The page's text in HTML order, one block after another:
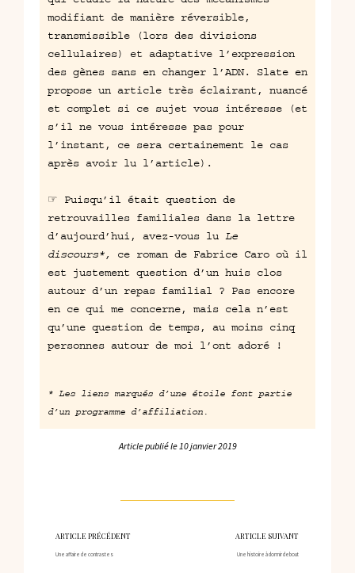
modifiant de manière réversible,
transmissible (lors des divisions
cellulaires) et adaptative l’expression
des gènes sans en changer l’ADN. Slate en
propose un article très éclairant, nuancé
et complet si ce sujet vous intéresse (et
s’il ne vous intéresse pas pour
l’instant, ce sera certainement le cas
après avoir lu l’article).
☞ Puisqu’il était question de
retrouvailles familiales dans la lettre
d’aujourd’hui, avez-vous lu Le
discours*,
ce roman de Fabrice Caro où il
est justement question d’un huis clos
autour d’un repas familial ? Pas encore
en ce qui me concerne, mais cela n’est
qu’une question de temps, au moins cinq
personnes autour de moi l’ont adoré !
* Les liens marqués d’une étoile font partie
d’un programme d’affiliation.
Article publié le10 janvier 2019
ARTICLE PRÉCÉDENT
Une affaire de contrastes
ARTICLE SUIVANT
Une histoire à dormir debout